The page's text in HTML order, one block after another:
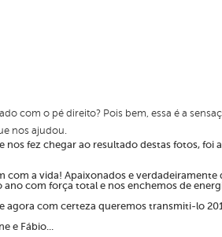
com o pé direito? Pois bem, essa é a
nos ajudou.
fez chegar ao resultado destas fotos, foi
com a vida! Apaixonados e
com força total e nos enchemos de
agora com certeza queremos transmiti-lo
e Fábio...